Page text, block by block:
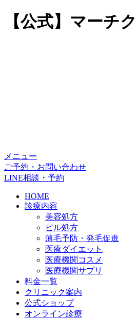
【公式】マーチ
メニュー
ご予約・お問い合わせ
LINE相談・予約
HOME
診療内容
美容処方
ピル処方
薄毛予防・発毛促進
医療ダイエット
医療機関コスメ
医療機関サプリ
料金一覧
クリニック案内
公式ショップ
オンライン診療